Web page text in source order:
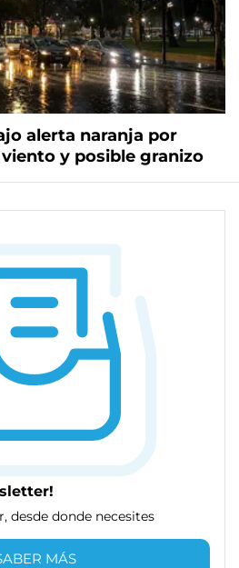
alerta naranja por
y posible granizo
desde donde necesites
MÁS